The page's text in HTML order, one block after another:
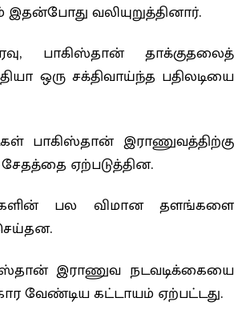
இதன்போது வலியுறுத்தினார்.
பாகிஸ்தான் தாக்குதலைத்
ஒரு சக்திவாய்ந்த பதிலடியை
பாகிஸ்தான் இராணுவத்திற்கு
சேதத்தை ஏற்படுத்தின.
பல விமான தளங்களை
இராணுவ நடவடிக்கையை
வேண்டிய கட்டாயம் ஏற்பட்டது.